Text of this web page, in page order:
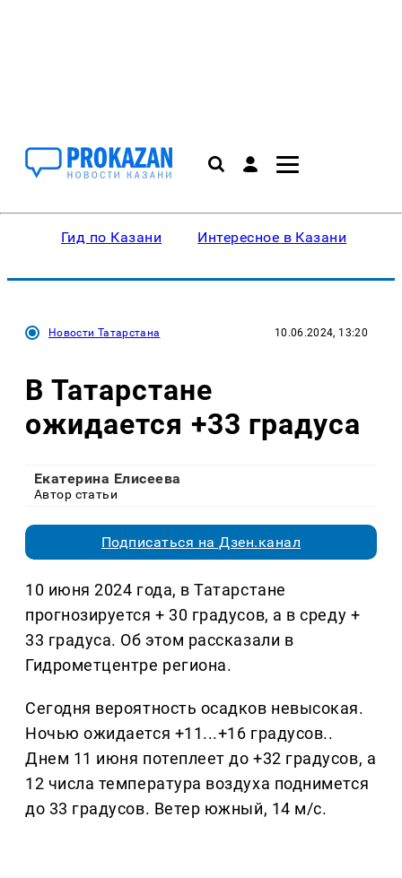
Гид по Казани Интересное в Казани
Новости Татарстана 10.06.2024, 13:20
В Татарстане
ожидается +33 градуса
Екатерина Елисеева
Автор статьи
Подписаться на Дзен.канал
10 июня 2024 года, в Татарстане
прогнозируется + 30 градусов, а в среду +
33 градуса. Об этом рассказали в
Гидрометцентре региона.
Сегодня вероятность осадков невысокая.
Ночью ожидается +11...+16 градусов..
Днем 11 июня потеплеет до +32 градусов, а
12 числа температура воздуха поднимется
до 33 градусов. Ветер южный, 14 м/с.